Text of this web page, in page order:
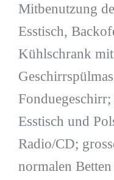
Mitbenutzung
Esstisch,
Kühlschrank
Esstisch und
Radio/CD;
normalen